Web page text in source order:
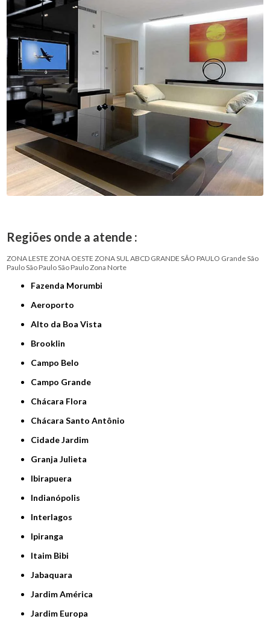
Regiões onde a atende :
ZONA LESTE ZONA OESTE ZONA SULABCD GRANDE SÃO PAULO Grande São
PauloSão PauloSão PauloZona Norte
Fazenda Morumbi
Aeroporto
Alto da Boa Vista
Brooklin
Campo Belo
Campo Grande
Chácara Flora
Chácara Santo Antônio
Cidade Jardim
Granja Julieta
Ibirapuera
Indianópolis
Interlagos
Ipiranga
Itaim Bibi
Jabaquara
Jardim América
Jardim Europa